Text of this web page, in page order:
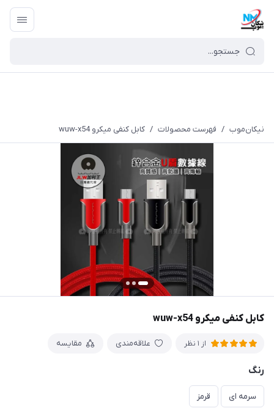
نیکان‌موب / فهرست محصولات / کابل کنفی میکرو wuw-x54
کابل کنفی میکرو wuw-x54
از 1 نظر علاقه‌مندی مقایسه
رنگ
سرمه ای قرمز